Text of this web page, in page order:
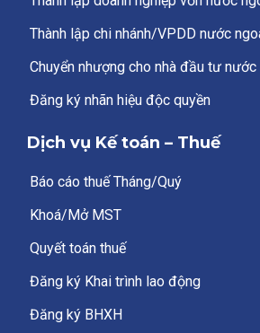
Thành lập chi nhánh/VPDD nước
Chuyển nhượng cho nhà đầu tư nước
Đăng ký nhãn hiệu độc quyền
Dịch vụ Kế toán – Thuế
Báo cáo thuế Tháng/Quý
Khoá/Mở MST
Quyết toán thuế
Đăng ký Khai trình lao động
Đăng ký BHXH